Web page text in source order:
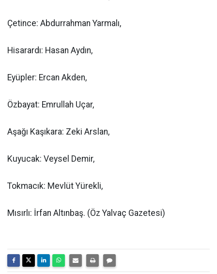
Çetince: Abdurrahman Yarmalı,
Hisarardı: Hasan Aydın,
Eyüpler: Ercan Akden,
Özbayat: Emrullah Uçar,
Aşağı Kaşıkara: Zeki Arslan,
Kuyucak: Veysel Demir,
Tokmacık: Mevlüt Yürekli,
Mısırlı: İrfan Altınbaş. (Öz Yalvaç Gazetesi)